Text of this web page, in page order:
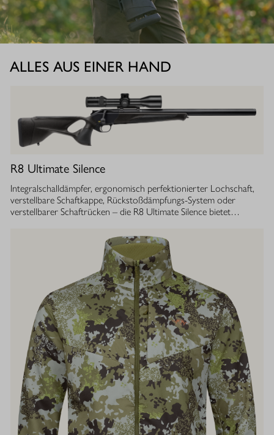
ALLES AUS EINER HAND
R8 Ultimate Silence
Integralschalldämpfer, ergonomisch perfektionierter Lochschaft,
verstellbare Schaftkappe, Rückstoßdämpfungs-System oder
verstellbarer Schaftrücken – die R8 Ultimate Silence bietet
auf die eigenen Bedürfnisse abstimmen und tragen aktiv zum
besseren Treffen bei. Gleichzeitig ist ihre Konstruktion ganzheitlich
auf den Schutz des Gehörs von Jäger und Hund abgestimmt.
Immer, bei jedem Schuss. Dafür sorgt der Blaser
Integralschalldämpfer. Dank gleichmäßig über den gesamten Lauf
verteilter Masse, bietet die R8 Ultimate Silence die erstklassige
Balance und Führigkeit, die jedes R8 Modell auszeichnet. Die ­
Außenkontur von Lauf- und Schalldämpfermantel ist in
stufenlosem Bull-Barrel-Design gestaltet, das ihr sowohl ein
geringes Gewicht als auch ein ausgesprochen attraktives
Gesamtbild verleiht.